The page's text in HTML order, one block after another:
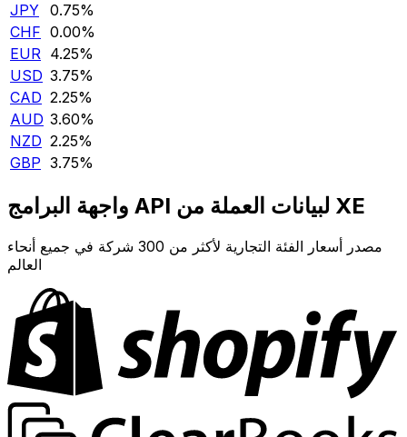
JPY 0.75‎%‎
CHF 0.00‎%‎
EUR 4.25‎%‎
USD 3.75‎%‎
CAD 2.25‎%‎
AUD 3.60‎%‎
NZD 2.25‎%‎
GBP 3.75‎%‎
واجهة البرامج API لبيانات العملة من XE
مصدر أسعار الفئة التجارية لأكثر من 300 شركة في جميع أنحاء
العالم